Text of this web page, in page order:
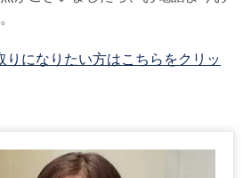
りになりたい方はこちらをクリッ